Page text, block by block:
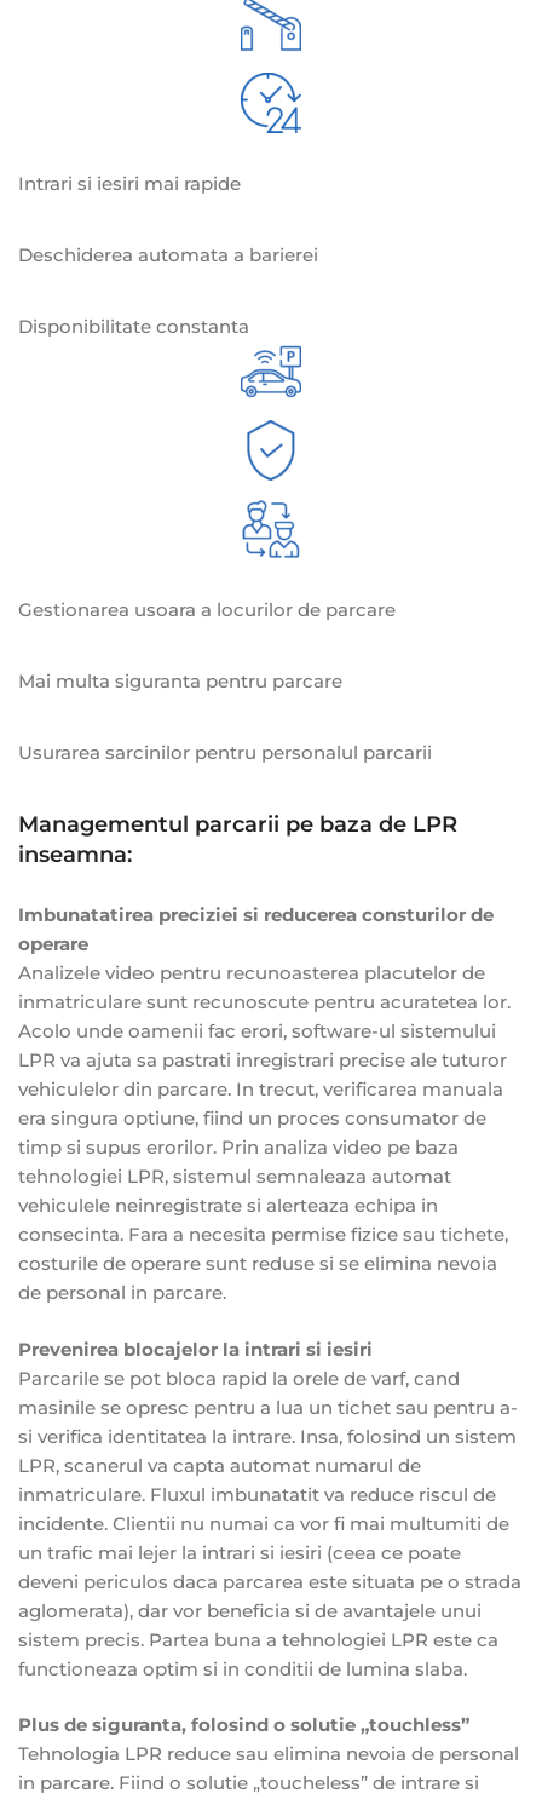
Intrari si iesiri mai rapide
Deschiderea automata a barierei
Disponibilitate constanta
Gestionarea usoara a locurilor de parcare
Mai multa siguranta pentru parcare
Usurarea sarcinilor pentru personalul parcarii
Managementul parcarii pe baza de LPR
inseamna:
Imbunatatirea preciziei si reducerea consturilor de
operare
Analizele video pentru recunoasterea placutelor de
inmatriculare sunt recunoscute pentru acuratetea lor.
Acolo unde oamenii fac erori, software-ul sistemului
LPR va ajuta sa pastrati inregistrari precise ale tuturor
vehiculelor din parcare. In trecut, verificarea manuala
era singura optiune, fiind un proces consumator de
timp si supus erorilor. Prin analiza video pe baza
tehnologiei LPR, sistemul semnaleaza automat
vehiculele neinregistrate si alerteaza echipa in
consecinta. Fara a necesita permise fizice sau tichete,
costurile de operare sunt reduse si se elimina nevoia
de personal in parcare.
Prevenirea blocajelor la intrari si iesiri
Parcarile se pot bloca rapid la orele de varf, cand
masinile se opresc pentru a lua un tichet sau pentru a-
si verifica identitatea la intrare. Insa, folosind un sistem
LPR, scanerul va capta automat numarul de
inmatriculare. Fluxul imbunatatit va reduce riscul de
incidente. Clientii nu numai ca vor fi mai multumiti de
un trafic mai lejer la intrari si iesiri (ceea ce poate
deveni periculos daca parcarea este situata pe o strada
aglomerata), dar vor beneficia si de avantajele unui
sistem precis. Partea buna a tehnologiei LPR este ca
functioneaza optim si in conditii de lumina slaba.
Plus de siguranta, folosind o solutie „touchless”
Tehnologia LPR reduce sau elimina nevoia de personal
in parcare. Fiind o solutie „toucheless” de intrare si